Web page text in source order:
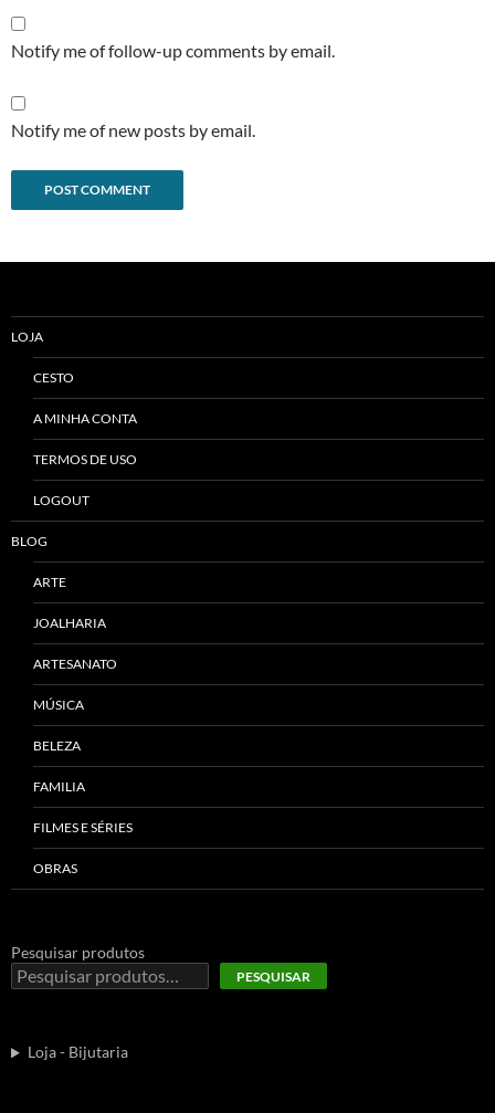
Notify me of follow-up comments by email.
Notify me of new posts by email.
LOJA
CESTO
A MINHA CONTA
TERMOS DE USO
LOGOUT
BLOG
ARTE
JOALHARIA
ARTESANATO
MÚSICA
BELEZA
FAMILIA
FILMES E SÉRIES
OBRAS
Pesquisar produtos
PESQUISAR
Loja - Bijutaria